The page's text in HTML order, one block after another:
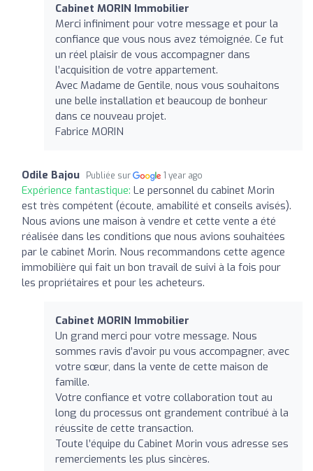
Cabinet MORIN Immobilier
Merci infiniment pour votre message et pour la
confiance que vous nous avez témoignée. Ce fut
un réel plaisir de vous accompagner dans
l’acquisition de votre appartement.
Avec Madame de Gentile, nous vous souhaitons
une belle installation et beaucoup de bonheur
dans ce nouveau projet.
Fabrice MORIN
Odile Bajou Publiée sur 1 year ago
Expérience fantastique: Le personnel du cabinet Morin
est très compétent (écoute, amabilité et conseils avisés).
Nous avions une maison à vendre et cette vente a été
réalisée dans les conditions que nous avions souhaitées
par le cabinet Morin. Nous recommandons cette agence
immobilière qui fait un bon travail de suivi à la fois pour
les propriétaires et pour les acheteurs.
Cabinet MORIN Immobilier
Un grand merci pour votre message. Nous
sommes ravis d’avoir pu vous accompagner, avec
votre sœur, dans la vente de cette maison de
famille.
Votre confiance et votre collaboration tout au
long du processus ont grandement contribué à la
réussite de cette transaction.
Toute l’équipe du Cabinet Morin vous adresse ses
remerciements les plus sincères.